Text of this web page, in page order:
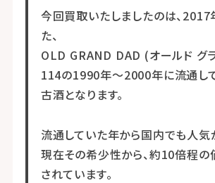
今回買取いたしましたのは、
た、
OLD GRAND DAD (オールド グ
114の1990年～2000年に流通し
古酒となります。
流通していた年から国内でも人気
現在その希少性から、約10倍程の
されています。